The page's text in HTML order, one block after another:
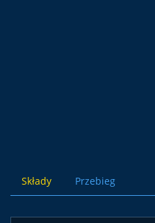
Składy Przebieg